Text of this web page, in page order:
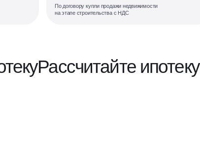
По договору купли продажи недвижимости
на этапе строительства с НДС
Рассчитайте ипотеку